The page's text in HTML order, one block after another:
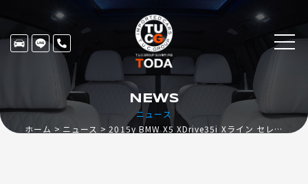
ニュース
NEWS
ホーム ニュース 2015y BMW X5 XDrive35i Xライン セレクトPKG 378万円入庫情報！4月9日